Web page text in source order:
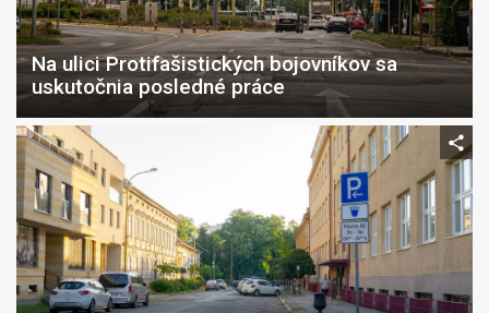
Na ulici Protifašistických bojovníkov sa
uskutočnia posledné práce